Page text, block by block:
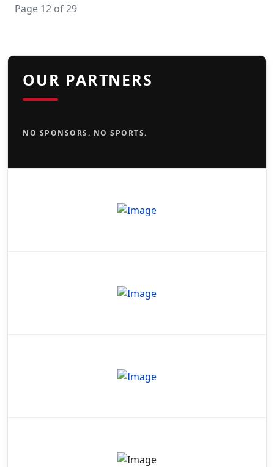
Page 12 of 29
OUR PARTNERS
NO SPONSORS. NO SPORTS.